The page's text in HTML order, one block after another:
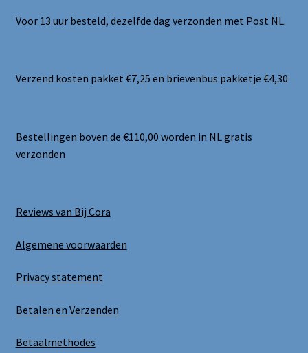
Voor 13 uur besteld, dezelfde dag verzonden met Post NL.
Verzend kosten pakket €7,25 en brievenbus pakketje €4,30
Bestellingen boven de €110,00 worden in NL gratis
verzonden
Reviews van Bij Cora
Algemene voorwaarden
Privacy statement
Betalen en Verzenden
Betaalmethodes